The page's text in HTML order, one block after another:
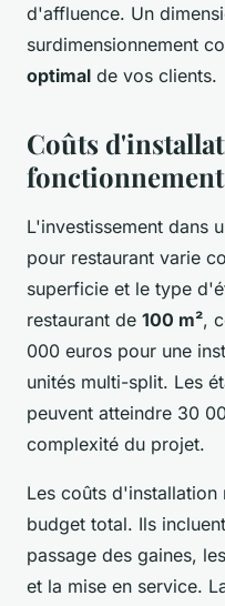
d'affluence. Un
surdimensionnement
optimal de vos clients.
Coûts
L'investissement dans
pour restaurant varie
superficie et le type
restaurant de 100 m²,
000 euros pour une
unités multi-split. Les
peuvent atteindre 30
complexité du projet.
Les coûts
budget total. Ils
passage des gaines,
et la mise en service.